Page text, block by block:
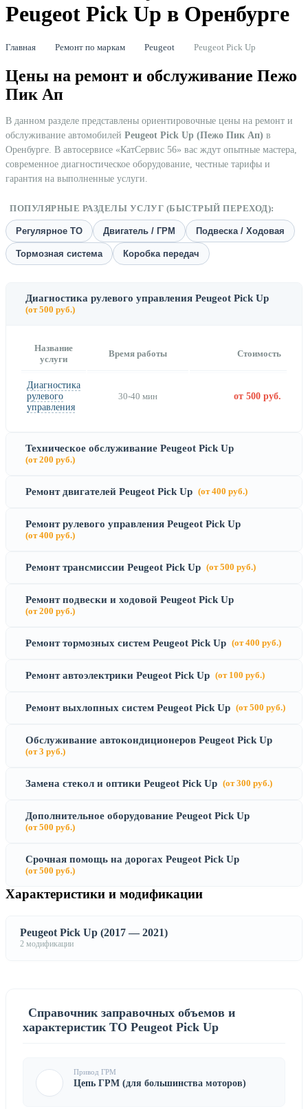
Peugeot Pick Up в Оренбурге
Главная Ремонт по маркам Peugeot Peugeot Pick Up
Цены на ремонт и обслуживание Пежо
Пик Ап
В данном разделе представлены ориентировочные цены на ремонт и
обслуживание автомобилей Peugeot Pick Up (Пежо Пик Ап) в
Оренбурге. В автосервисе «КатСервис 56» вас ждут опытные мастера,
современное диагностическое оборудование, честные тарифы и
гарантия на выполненные услуги.
ПОПУЛЯРНЫЕ РАЗДЕЛЫ УСЛУГ (БЫСТРЫЙ ПЕРЕХОД):
Регулярное ТО Двигатель / ГРМ Подвеска / Ходовая
Тормозная система Коробка передач
Диагностика рулевого управления Peugeot Pick Up
(от 500 руб.)
Название
услуги
Время работы Стоимость
Диагностика
рулевого
управления
30-40 мин от 500 руб.
Техническое обслуживание Peugeot Pick Up
(от 200 руб.)
Ремонт двигателей Peugeot Pick Up (от 400 руб.)
Ремонт рулевого управления Peugeot Pick Up
(от 400 руб.)
Ремонт трансмиссии Peugeot Pick Up (от 500 руб.)
Ремонт подвески и ходовой Peugeot Pick Up
(от 200 руб.)
Ремонт тормозных систем Peugeot Pick Up (от 400 руб.)
Ремонт автоэлектрики Peugeot Pick Up (от 100 руб.)
Ремонт выхлопных систем Peugeot Pick Up (от 500 руб.)
Обслуживание автокондиционеров Peugeot Pick Up
(от 3 руб.)
Замена стекол и оптики Peugeot Pick Up (от 300 руб.)
Дополнительное оборудование Peugeot Pick Up
(от 500 руб.)
Срочная помощь на дорогах Peugeot Pick Up
(от 500 руб.)
Характеристики и модификации
Peugeot Pick Up (2017 — 2021)
2 модификации
Справочник заправочных объемов и
характеристик ТО Peugeot Pick Up
Привод ГРМ
Цепь ГРМ (для большинства моторов)